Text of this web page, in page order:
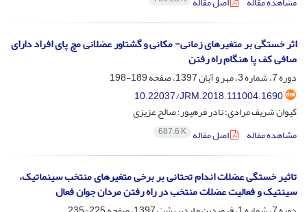
اثر خستگی بر متغیرهای زمانی- مکانی و گشتاور عضلانی مچ پای افراد دارای
صافی کف پا هنگام راه رفتن
دوره 7، شماره 3، مهر و آبان 1397، صفحه
189-198
10.22037/JRM.2018.111004.1690
کیوان شریف مرادی؛ نادر فرهپور؛ صالح عزیزی
مشاهده مقاله
اصل مقاله 687.6 K
تاثیر خستگی عضلات اندام تحتانی بر برخی متغیرهای منتخب سینماتیک،
سینتیک و فعالیت عضلات منتخب در راه رفتن مردان جوان فعال